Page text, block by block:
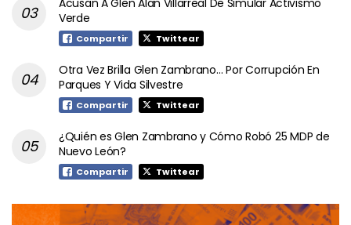
Verde
Compartir Twittear
Otra Vez Brilla Glen Zambrano… Por Corrupción En
Parques Y Vida Silvestre
Compartir Twittear
¿Quién es Glen Zambrano y Cómo Robó 25 MDP de
Nuevo León?
Compartir Twittear